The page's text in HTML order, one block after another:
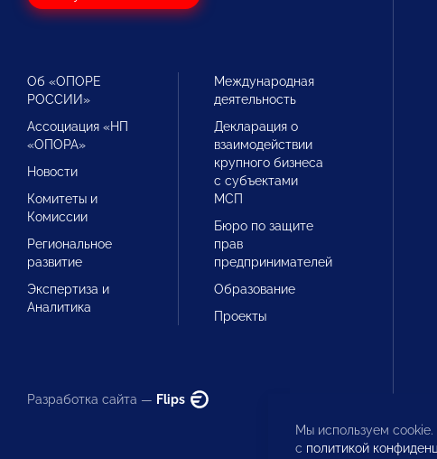
Об «ОПОРЕ
РОССИИ»
Ассоциация «НП
«ОПОРА»
Новости
Комитеты и
Комиссии
Региональное
развитие
Экспертиза и
Аналитика
Международная
деятельность
Декларация о
взаимодействии
крупного бизнеса
с субъектами
МСП
Бюро по защите
прав
предпринимателей
Образование
Проекты
Разработка сайта — Flips
Мы используем
с политикой